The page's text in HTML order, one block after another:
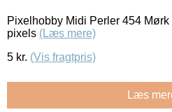
Pixelhobby Midi Perler 454
pixels (Læs mere)
5 kr. (Vis fragtpris)
Læs